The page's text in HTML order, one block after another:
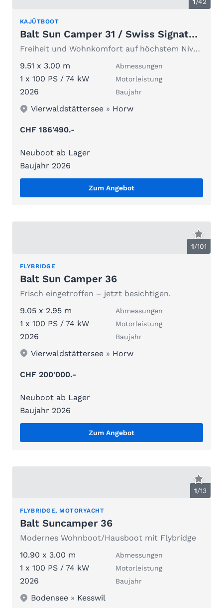
1/42
KAJÜTBOOT
Balt Sun Camper 31 / Swiss Signature
Freiheit und Wohnkomfort auf höchstem Niveau
9.51 x 3.00 m
Abmessungen
1 x 100 PS / 74 kW Motorleistung
2026 Baujahr
Vierwaldstättersee » Horw
CHF 186'490.-
Neuboot ab Lager
Baujahr 2026
Zum Angebot
1/101
FLYBRIDGE
Balt Sun Camper 36
Frisch eingetroffen – jetzt besichtigen.
9.05 x 2.95 m
Abmessungen
1 x 100 PS / 74 kW Motorleistung
2026 Baujahr
Vierwaldstättersee » Horw
CHF 200'000.-
Neuboot ab Lager
Baujahr 2026
Zum Angebot
1/13
FLYBRIDGE, MOTORYACHT
Balt Suncamper 36
Modernes Wohnboot/Hausboot mit Flybridge
10.90 x 3.00 m
Abmessungen
1 x 100 PS / 74 kW Motorleistung
2026 Baujahr
Bodensee » Kesswil